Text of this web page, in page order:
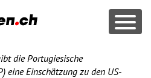
die Portugiesische
) eine Einschätzung zu den US-